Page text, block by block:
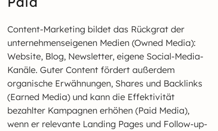
Content-Marketing bildet das Rückgrat der
unternehmenseigenen Medien (Owned Media):
Website, Blog, Newsletter, eigene Social-Media-
Kanäle. Guter Content fördert außerdem
organische Erwähnungen, Shares und Backlinks
(Earned Media) und kann die Effektivität
bezahlter Kampagnen erhöhen (Paid Media),
wenn er relevante Landing Pages und Follow-up-